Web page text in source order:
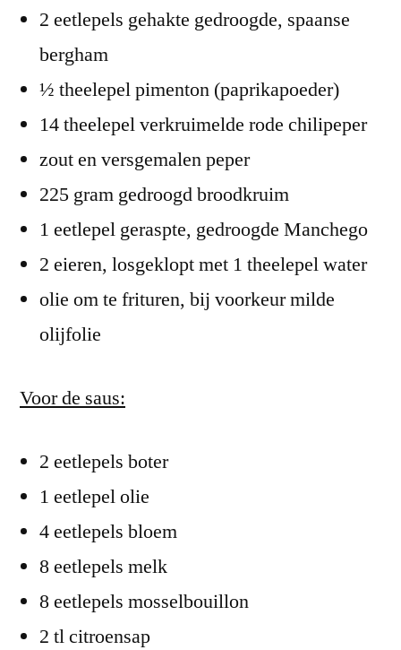
2 eetlepels gehakte gedroogde, spaanse
bergham
½ theelepel pimenton (paprikapoeder)
14 theelepel verkruimelde rode chilipeper
zout en versgemalen peper
225 gram gedroogd broodkruim
1 eetlepel geraspte, gedroogde Manchego
2 eieren, losgeklopt met 1 theelepel water
olie om te frituren, bij voorkeur milde
olijfolie
Voor de saus:
2 eetlepels boter
1 eetlepel olie
4 eetlepels bloem
8 eetlepels melk
8 eetlepels mosselbouillon
2 tl citroensap